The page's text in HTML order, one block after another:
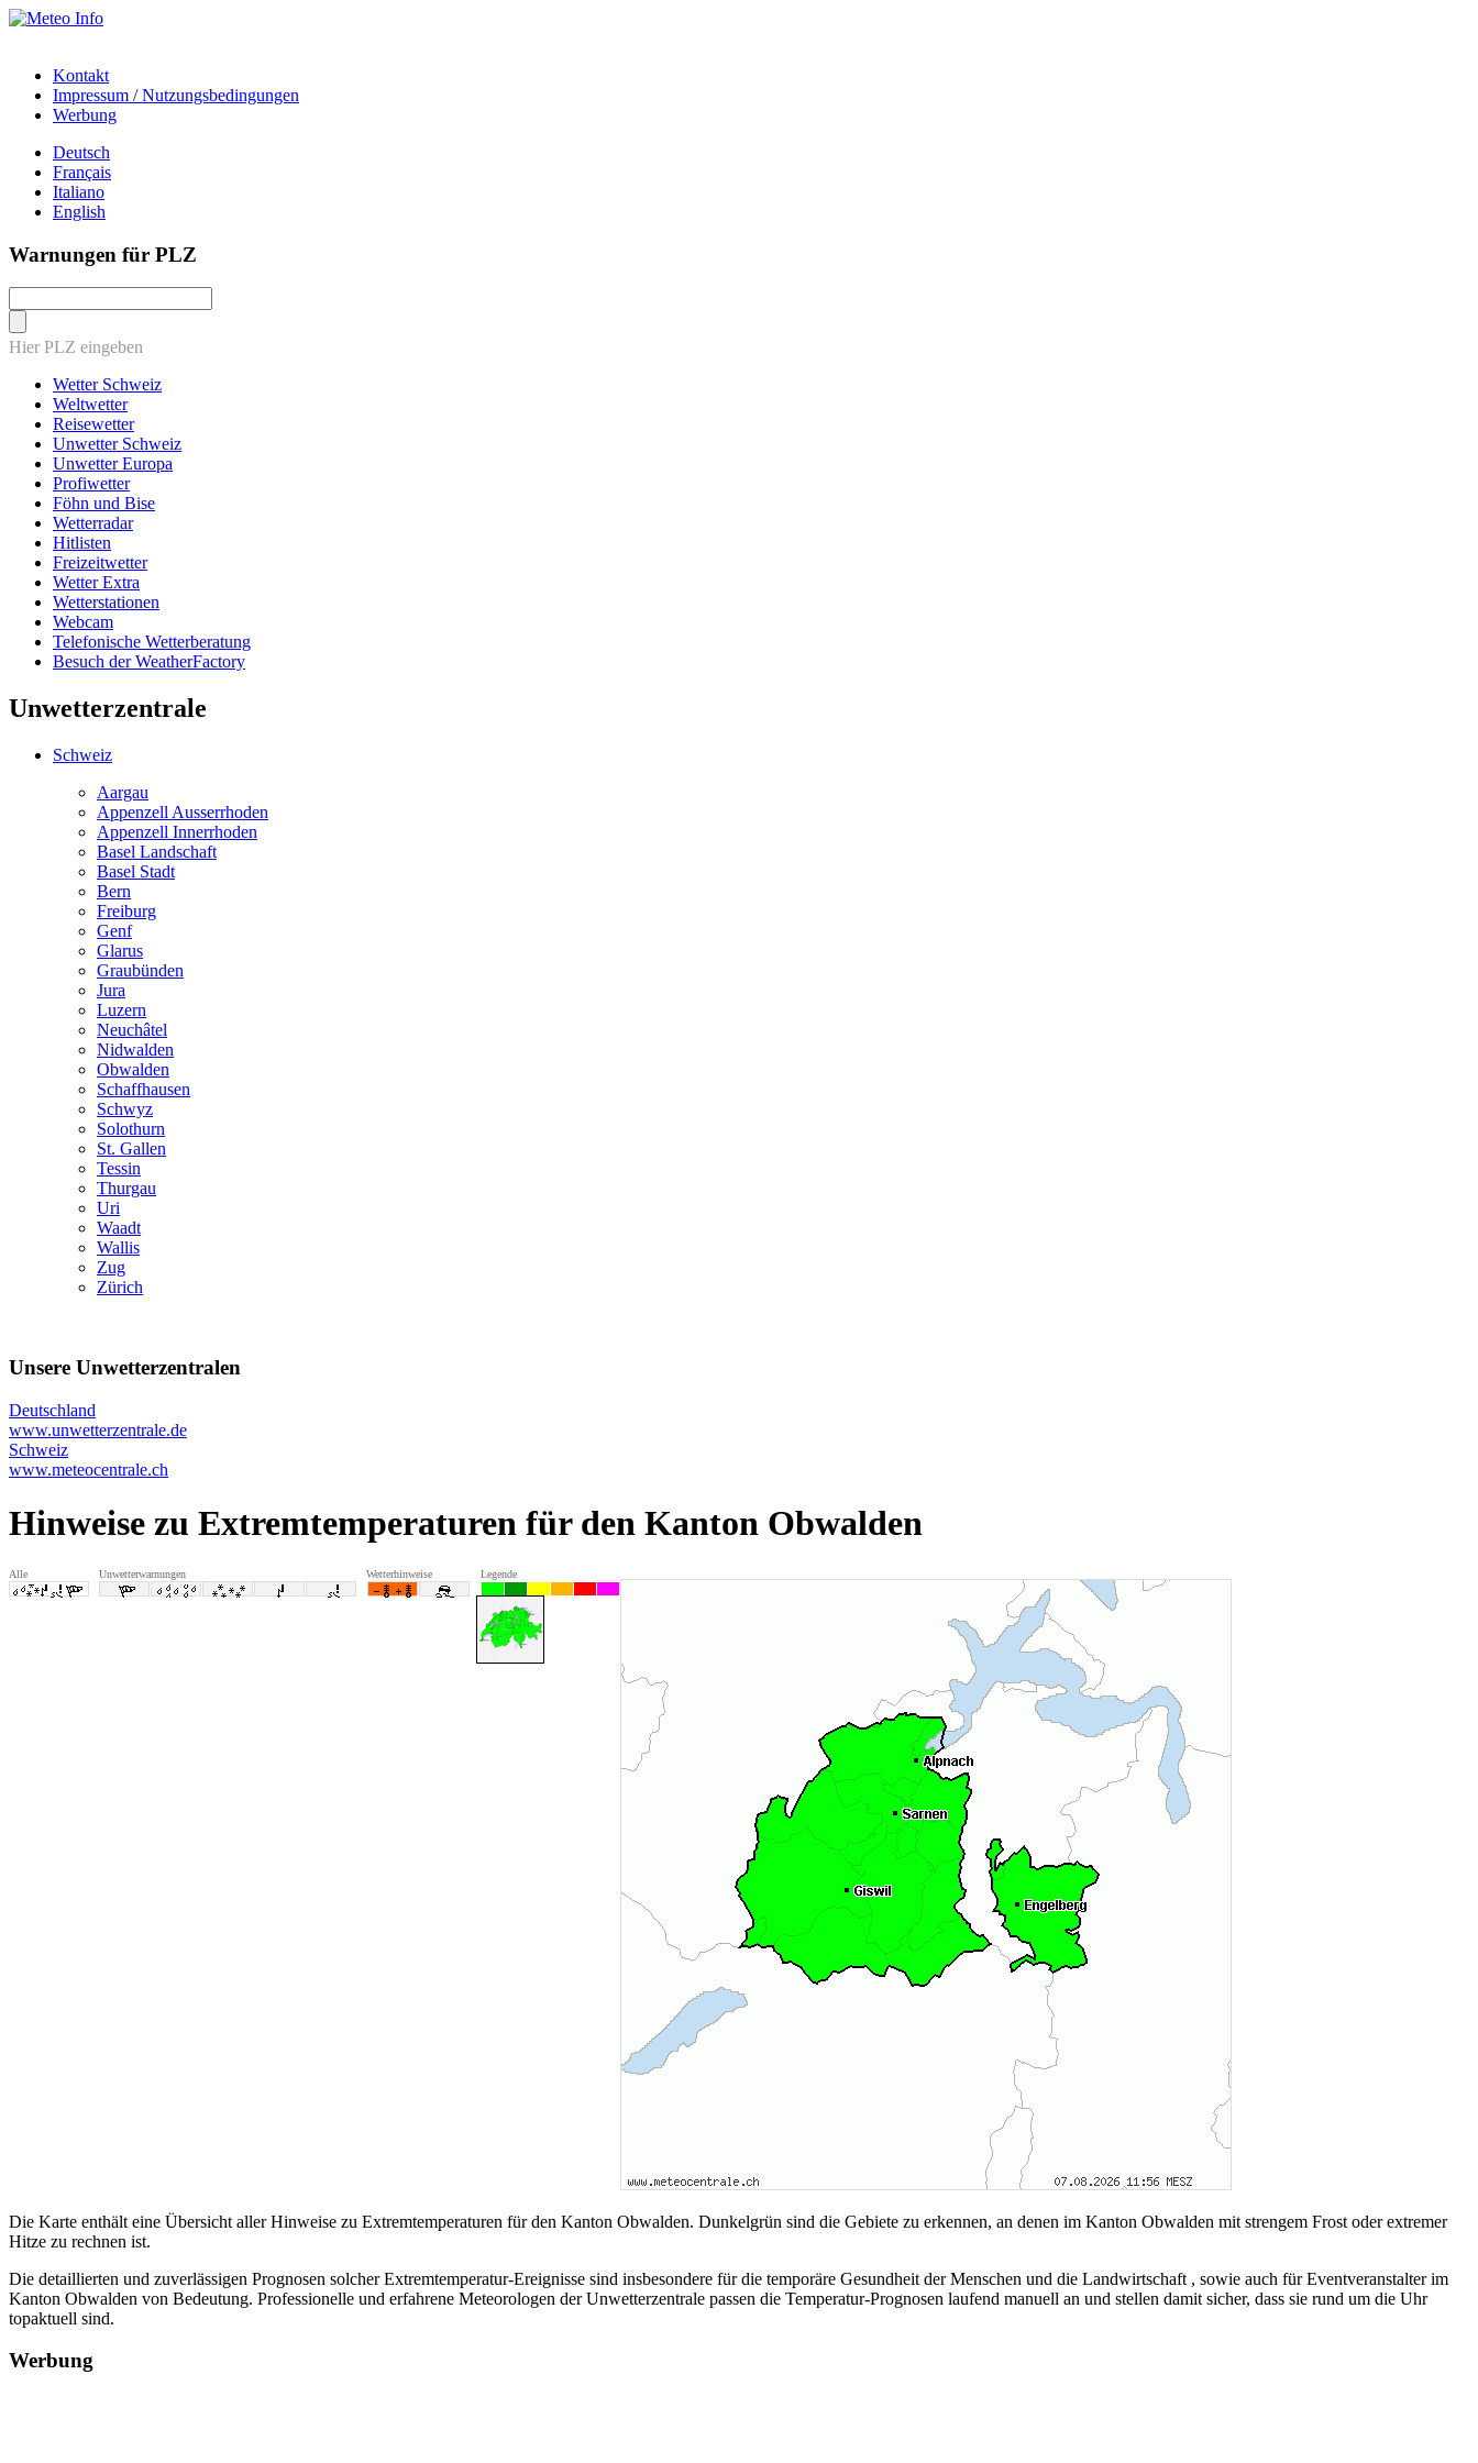
Kontakt
Impressum / Nutzungsbedingungen
Werbung
Deutsch
Français
Italiano
English
Warnungen für PLZ
Hier PLZ eingeben
Wetter Schweiz
Weltwetter
Reisewetter
Unwetter Schweiz
Unwetter Europa
Profiwetter
Föhn und Bise
Wetterradar
Hitlisten
Freizeitwetter
Wetter Extra
Wetterstationen
Webcam
Telefonische Wetterberatung
Besuch der WeatherFactory
Unwetterzentrale
Schweiz
Aargau
Appenzell Ausserrhoden
Appenzell Innerrhoden
Basel Landschaft
Basel Stadt
Bern
Freiburg
Genf
Glarus
Graubünden
Jura
Luzern
Neuchâtel
Nidwalden
Obwalden
Schaffhausen
Schwyz
Solothurn
St. Gallen
Tessin
Thurgau
Uri
Waadt
Wallis
Zug
Zürich
Unsere Unwetterzentralen
Deutschland
www.unwetterzentrale.de
Schweiz
www.meteocentrale.ch
Hinweise zu Extremtemperaturen für den Kanton Obwalden
Alle Unwetterwarnungen Wetterhinweise Legende
Die Karte enthält eine Übersicht aller Hinweise zu Extremtemperaturen für den Kanton Obwalden. Dunkelgrün sind die Gebiete zu erkennen, an denen im Kanton Obwalden mit strengem Frost oder extremer
Hitze zu rechnen ist.
Die detaillierten und zuverlässigen Prognosen solcher Extremtemperatur-Ereignisse sind insbesondere für die temporäre Gesundheit der Menschen und die Landwirtschaft , sowie auch für Eventveranstalter im
Kanton Obwalden von Bedeutung. Professionelle und erfahrene Meteorologen der Unwetterzentrale passen die Temperatur-Prognosen laufend manuell an und stellen damit sicher, dass sie rund um die Uhr
topaktuell sind.
Werbung